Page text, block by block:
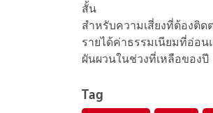
สั้น
สำหรับความเสี่ยงที่ต้องติด
รายได้ค่าธรรมเนียมที่อ่อ
ผันผวนในช่วงที่เหลือของปี
Tag